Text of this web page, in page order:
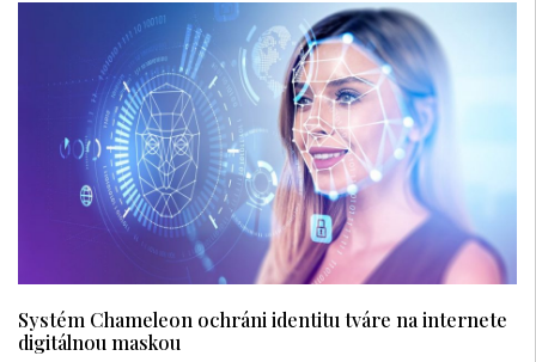
Systém Chameleon ochráni identitu tváre na internete
digitálnou maskou